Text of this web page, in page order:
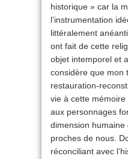
historique » car la
l’instrumentation
littéralement
ont fait de cette
objet intemporel et
considère que mon
restauration-
vie à cette
aux personnages
dimension
proches de nous.
réconciliant avec